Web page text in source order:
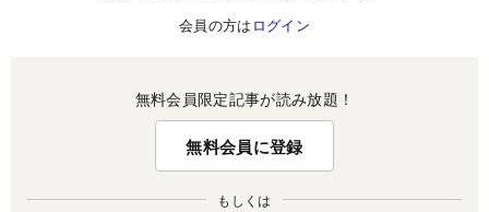
会員の方は ログイン
無料会員限定記事が読み放題！
無料会員に登録
もしくは